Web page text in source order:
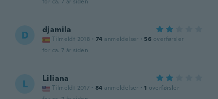
D djamila
Tilmeldt 2018 · 74 anmeldelser · 56 overførsler
for ca. 7 år siden
L Liliana
Tilmeldt 2017 · 84 anmeldelser · 1 overførsler